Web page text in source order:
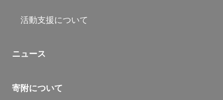
活動支援について
ニュース
寄附について